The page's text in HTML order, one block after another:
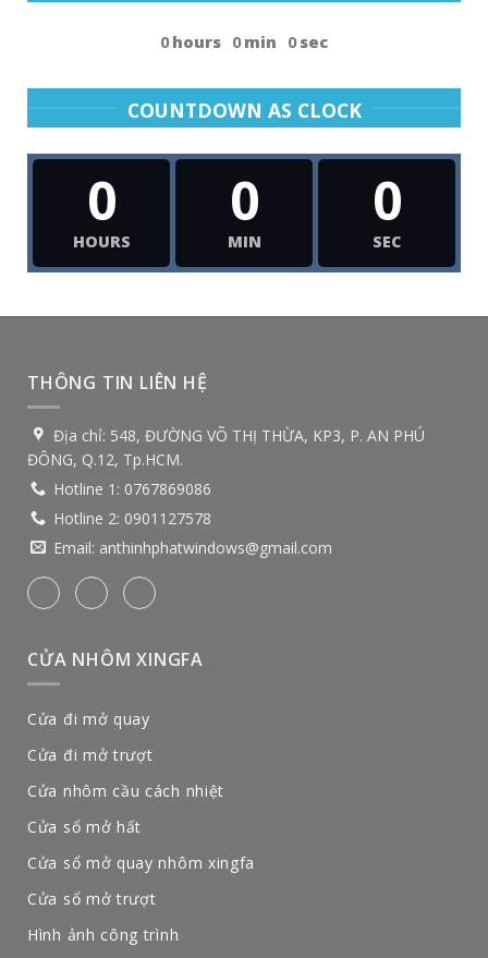
0 hours 0 min 0 sec
COUNTDOWN AS CLOCK
0
HOURS
0
MIN
0
SEC
THÔNG TIN LIÊN HỆ
Địa chỉ: 548, ĐƯỜNG VÕ THỊ THỪA, KP3, P. AN PHÚ
ĐÔNG, Q.12, Tp.HCM.
Hotline 1: 0767869086
Hotline 2: 0901127578
Email: anthinhphatwindows@gmail.com
CỬA NHÔM XINGFA
Cửa đi mở quay
Cửa đi mở trượt
Cửa nhôm cầu cách nhiệt
Cửa sổ mở hất
Cửa sổ mở quay nhôm xingfa
Cửa sổ mở trượt
Hình ảnh công trình